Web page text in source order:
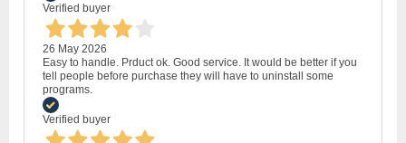
Verified buyer
26 May 2026
Easy to handle. Prduct ok. Good service. It would be better if you
tell people before purchase they will have to uninstall some
programs.
Verified buyer